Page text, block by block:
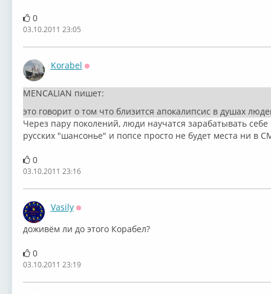
0
03.10.2011 23:05
Korabel
MENCALIAN пишет:
это говорит о том что близится апокалипсис в душах
Через пару поколений, люди научатся зарабатывать
русских "шансонье" и попсе просто не будет места ни в
0
03.10.2011 23:16
Vasily
доживём ли до этого Корабел?
0
03.10.2011 23:19